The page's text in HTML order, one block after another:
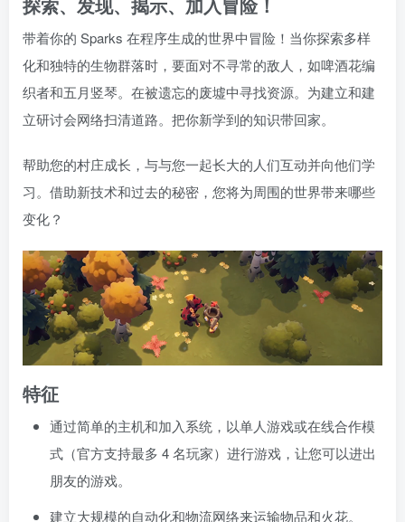
探索、发现、揭示、加入冒险！
带着你的 Sparks 在程序生成的世界中冒险！当你探索多样
化和独特的生物群落时，要面对不寻常的敌人，如啤酒花编
织者和五月竖琴。在被遗忘的废墟中寻找资源。为建立和建
立研讨会网络扫清道路。把你新学到的知识带回家。
帮助您的村庄成长，与与您一起长大的人们互动并向他们学
习。借助新技术和过去的秘密，您将为周围的世界带来哪些
变化？
特征
通过简单的主机和加入系统，以单人游戏或在线合作模
式（官方支持最多 4 名玩家）进行游戏，让您可以进出
朋友的游戏。
建立大规模的自动化和物流网络来运输物品和火花。